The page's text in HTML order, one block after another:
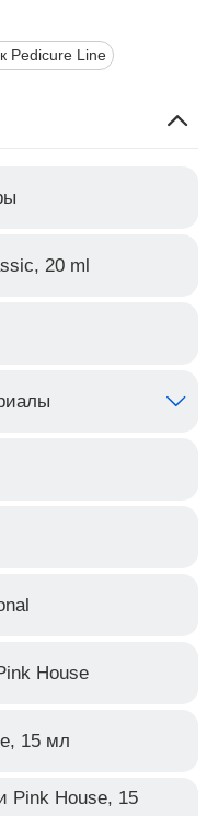
Pedicure Line
20 ml
House
15 мл
Pink House, 15